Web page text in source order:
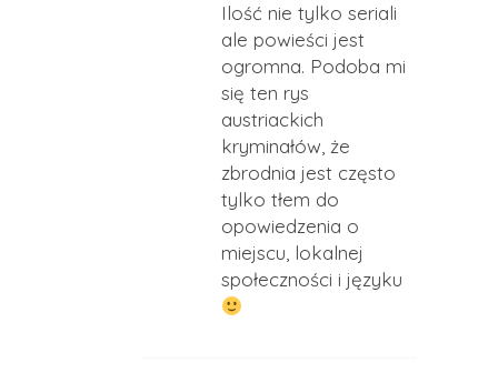
Ilość nie tylko seriali
ale powieści jest
ogromna. Podoba mi
się ten rys
austriackich
kryminałów, że
zbrodnia jest często
tylko tłem do
opowiedzenia o
miejscu, lokalnej
społeczności i języku